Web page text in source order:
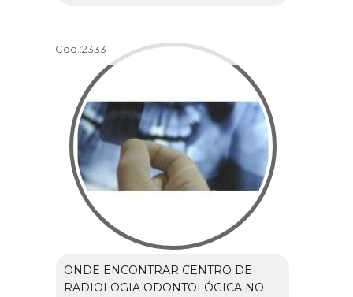
Cod.:2333
ONDE ENCONTRAR CENTRO DE
RADIOLOGIA ODONTOLÓGICA NO